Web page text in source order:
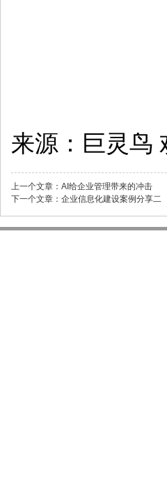
来源： 巨灵鸟
上一个文章： AI给企业管理带来的冲击
下一个文章： 企业信息化建设案例分享二